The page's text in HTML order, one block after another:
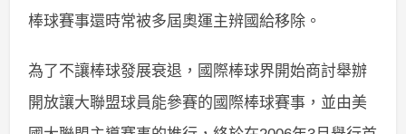
棒球賽事還時常被多屆奧運主辨國給移除。
為了不讓棒球發展衰退，國際棒球界開始商討舉辦
開放讓大聯盟球員能參賽的國際棒球賽事，並由美